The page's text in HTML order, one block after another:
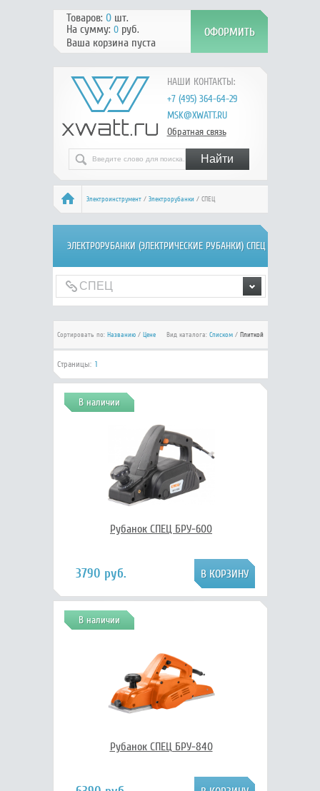
НАШИ КОНТАКТЫ:
+7 (495) 364-64-29
MSK@XWATT.RU
Обратная связь
Товаров: 0шт.
На сумму: 0руб.
Ваша корзина пуста
Электроинструмент/ Электрорубанки/ СПЕЦ
ЭЛЕКТРОРУБАНКИ (ЭЛЕКТРИЧЕСКИЕ РУБАНКИ) СПЕЦ
Сортировать по: Названию/ Цене Вид каталога: Списком/ Плиткой
Страницы: 1
В наличии
Рубанок СПЕЦ БРУ-600
3790 руб.
В наличии
Рубанок СПЕЦ БРУ-840